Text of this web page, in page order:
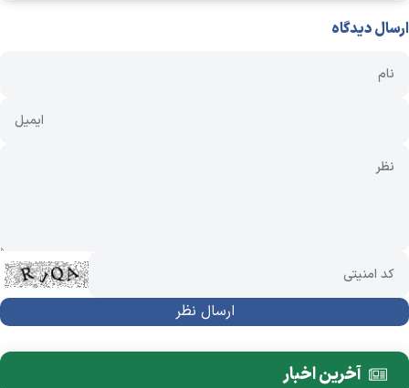
ارسال دیدگاه
آخرین اخبار